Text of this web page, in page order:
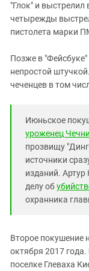
"Глок" и выстрелил
четырежды
пистолета марки
Позже в
непростой
чеченцев в том
Июньское
уроженец
прозвищу
источники
изданий.
делу об
охранника
Второе покушение
октября 2017 года.
поселке Глеваха